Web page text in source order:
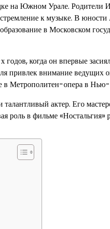
на Южном Урале. Родители
к музыке. В юности
в Московском
годов, когда он впервые
привлек внимание ведущих
Метрополитен-опера в
актер. Его
роль в фильме «Ностальгия»